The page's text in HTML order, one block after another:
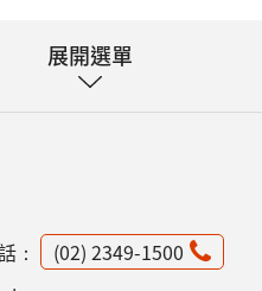
展開選單
：
(02) 2349-1500